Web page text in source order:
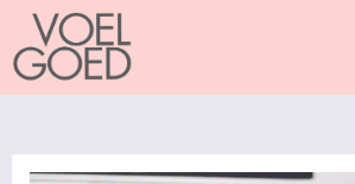
Skip
content